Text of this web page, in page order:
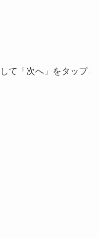
て「次へ」をタップし